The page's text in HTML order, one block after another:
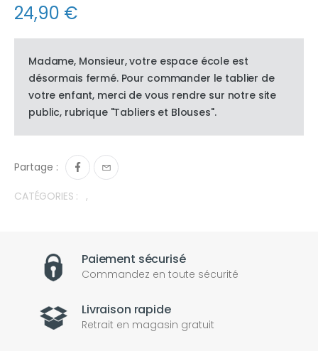
24,90 €
Madame, Monsieur, votre espace école est
désormais fermé. Pour commander le tablier de
votre enfant, merci de vous rendre sur notre site
public, rubrique "Tabliers et Blouses".
Partage :
CATÉGORIES : ,
Paiement sécurisé
Commandez en toute sécurité
Livraison rapide
Retrait en magasin gratuit